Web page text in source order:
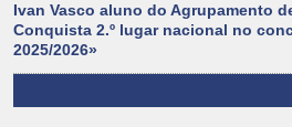
Ivan Vasco aluno do Agrupamento
Conquista 2.º lugar nacional no
2025/2026»